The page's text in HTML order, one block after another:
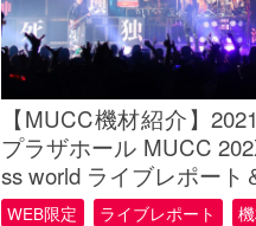
【MUCC機材紹介】
プラザホール MUCC
ss world ライブレポート
WEB限定 ライブレポート